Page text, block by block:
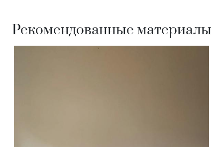
Рекомендованные материалы